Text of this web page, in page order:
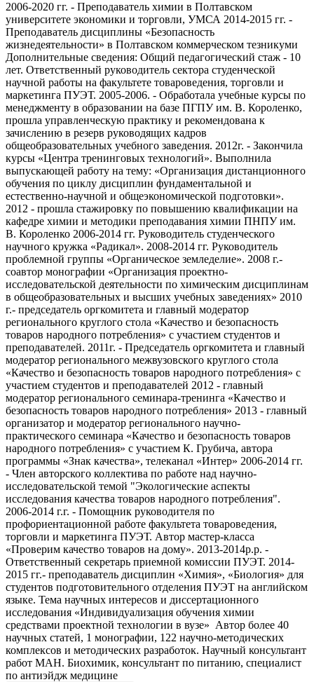
2006-2020 гг. - Преподаватель химии в Полтавском
университете экономики и торговли, УМСА 2014-2015 гг. -
Преподаватель дисциплины «Безопасность
жизнедеятельности» в Полтавском коммерческом тезникуми
Дополнительные сведения: Общий педагогический стаж - 10
лет. Ответственный руководитель сектора студенческой
научной работы на факультете товароведения, торговли и
маркетинга ПУЭТ. 2005-2006. - Обработала учебные курсы по
менеджменту в образовании на базе ПГПУ им. В. Короленко,
прошла управленческую практику и рекомендована к
зачислению в резерв руководящих кадров
общеобразовательных учебного заведения. 2012г. - Закончила
курсы «Центра тренинговых технологий». Выполнила
выпускающей работу на тему: «Организация дистанционного
обучения по циклу дисциплин фундаментальной и
естественно-научной и общеэкономической подготовки».
2012 - прошла стажировку по повышению квалификации на
кафедре химии и методики преподавания химии ПНПУ им.
В. Короленко 2006-2014 гг. Руководитель студенческого
научного кружка «Радикал». 2008-2014 гг. Руководитель
проблемной группы «Органическое земледелие». 2008 г.-
соавтор монографии «Организация проектно-
исследовательской деятельности по химическим дисциплинам
в общеобразовательных и высших учебных заведениях» 2010
г.- председатель оргкомитета и главный модератор
регионального круглого стола «Качество и безопасность
товаров народного потребления» с участием студентов и
преподавателей. 2011г. - Председатель оргкомитета и главный
модератор регионального межвузовского круглого стола
«Качество и безопасность товаров народного потребления» с
участием студентов и преподавателей 2012 - главный
модератор регионального семинара-тренинга «Качество и
безопасность товаров народного потребления» 2013 - главный
организатор и модератор регионального научно-
практического семинара «Качество и безопасность товаров
народного потребления» с участием К. Грубича, автора
программы «Знак качества», телеканал «Интер» 2006-2014 гг.
- Член авторского коллектива по работе над научно-
исследовательской темой "Экологические аспекты
исследования качества товаров народного потребления".
2006-2014 г.г. - Помощник руководителя по
профориентационной работе факультета товароведения,
торговли и маркетинга ПУЭТ. Автор мастер-класса
«Проверим качество товаров на дому». 2013-2014р.р. -
Ответственный секретарь приемной комиссии ПУЭТ. 2014-
2015 гг.- преподаватель дисциплин «Химия», «Биология» для
студентов подготовительного отделения ПУЭТ на английском
языке. Тема научных интересов и диссертационного
исследования «Индивидуализация обучения химии
средствами проектной технологии в вузе» Автор более 40
научных статей, 1 монографии, 122 научно-методических
комплексов и методических разработок. Научный консультант
работ МАН. Биохимик, консультант по питанию, специалист
по антиэйдж медицине